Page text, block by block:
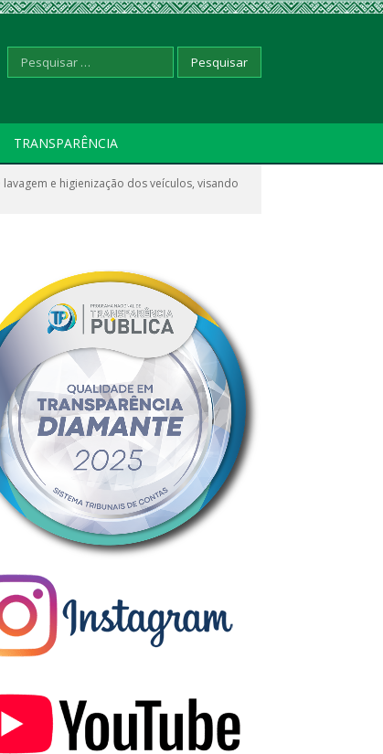
Pesquisar
por:
TRANSPARÊNCIA
lavagem e higienização dos veículos, visando